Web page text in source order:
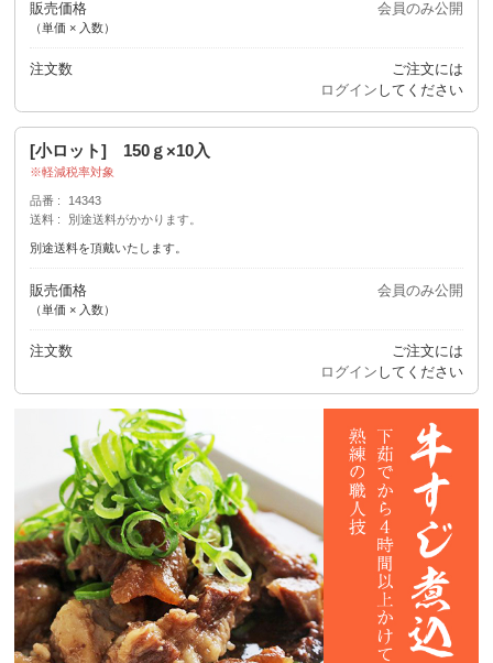
販売価格
（単価 × 入数）
会員のみ公開
注文数
ご注文には
ログイン してください
[小ロット] 150ｇ×10入
軽減税率対象
品番
14343
送料
別途送料がかかります。
別途送料を頂戴いたします。
販売価格
（単価 × 入数）
会員のみ公開
注文数
ご注文には
ログイン してください